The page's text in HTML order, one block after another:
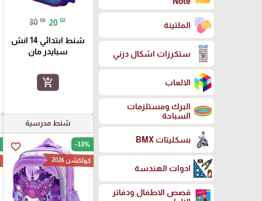
الملتينة
ستكرزات اشكال دزني
الالعاب
البرك ومستلزمات
السباحة
بسكليتات BMX
ادوات الهندسة
قصص الاطفال ودفاتر
30 ₪ 20 ₪
شنط ابتدائي 14 انش
سبايدر مان
add_shopping_cart
شنط مدرسية
favorite_border -33%
كولكشن 2026